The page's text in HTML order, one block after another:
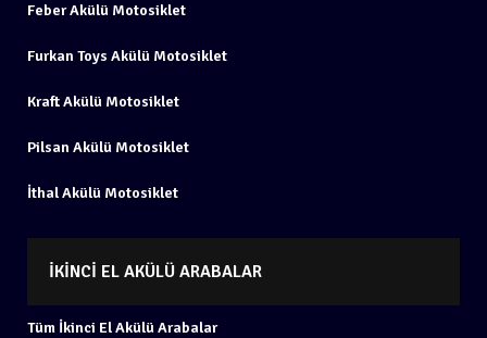
Feber Akülü Motosiklet
Furkan Toys Akülü Motosiklet
Kraft Akülü Motosiklet
Pilsan Akülü Motosiklet
İthal Akülü Motosiklet
İKINCI EL AKÜLÜ ARABALAR
Tüm İkinci El Akülü Arabalar